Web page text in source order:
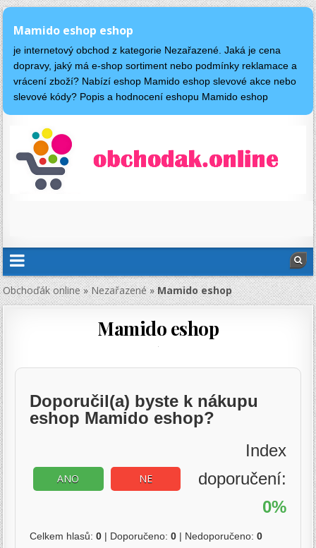
Mamido eshop eshop
je internetový obchod z kategorie Nezařazené. Jaká je cena
dopravy, jaký má e-shop sortiment nebo podmínky reklamace a
vrácení zboží? Nabízí eshop Mamido eshop slevové akce nebo
slevové kódy? Popis a hodnocení eshopu Mamido eshop
Obchoďák online»Nezařazené»Mamido eshop
Mamido eshop
Doporučil(a) byste k nákupu
eshop Mamido eshop?
ANO NE
Index
doporučení:
0%
Celkem hlasů:0 | Doporučeno:0 | Nedoporučeno:0